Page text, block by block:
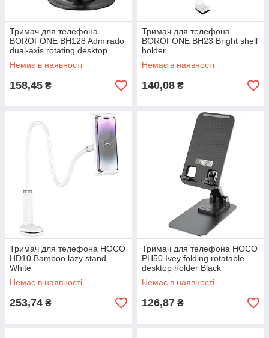
Тримач для телефона
BOROFONE BH128 Admirado
dual-axis rotating desktop
stand Black
Немає в наявності
158,45 ₴
Тримач для телефона
BOROFONE BH23 Bright shell
holder
Немає в наявності
140,08 ₴
Тримач для телефона HOCO
HD10 Bamboo lazy stand
White
Немає в наявності
253,74 ₴
Тримач для телефона HOCO
PH50 Ivey folding rotatable
desktop holder Black
Немає в наявності
126,87 ₴